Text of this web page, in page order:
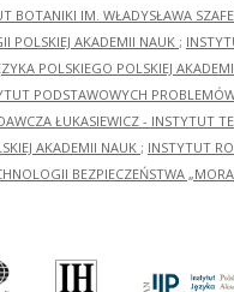
BOTANIKI IM. WŁADYSŁAWA
POLSKIEJ AKADEMII NAUK ;
POLSKIEGO POLSKIEJ
PODSTAWOWYCH
ŁUKASIEWICZ - INSTYTUT
AKADEMII NAUK ; INSTYTUT
BEZPIECZEŃSTWA